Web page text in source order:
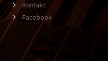
Kontakt
Facebook